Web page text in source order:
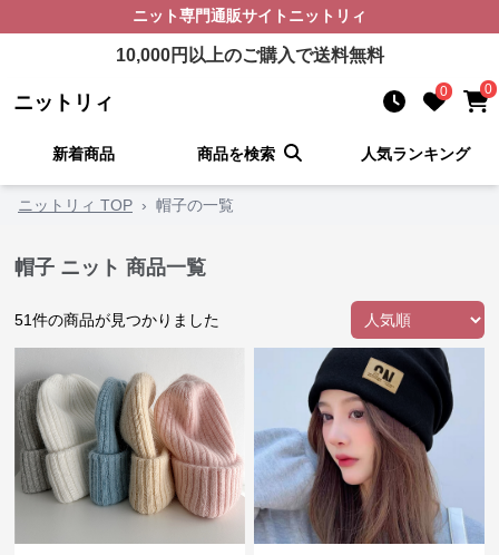
ニット専門通販サイト ニットリィ
10,000円以上のご購入で送料無料
ニットリィ 0 0
新着商品 商品を検索 人気ランキング
ニットリィ TOP › 帽子の一覧
帽子 ニット 商品一覧
51件の商品が見つかりました